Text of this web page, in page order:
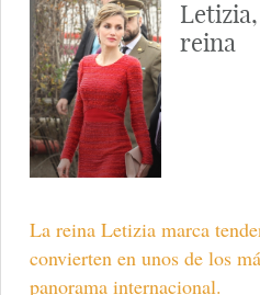
reina
La reina Letizia marca
convierten en unos de los
panorama internacional.